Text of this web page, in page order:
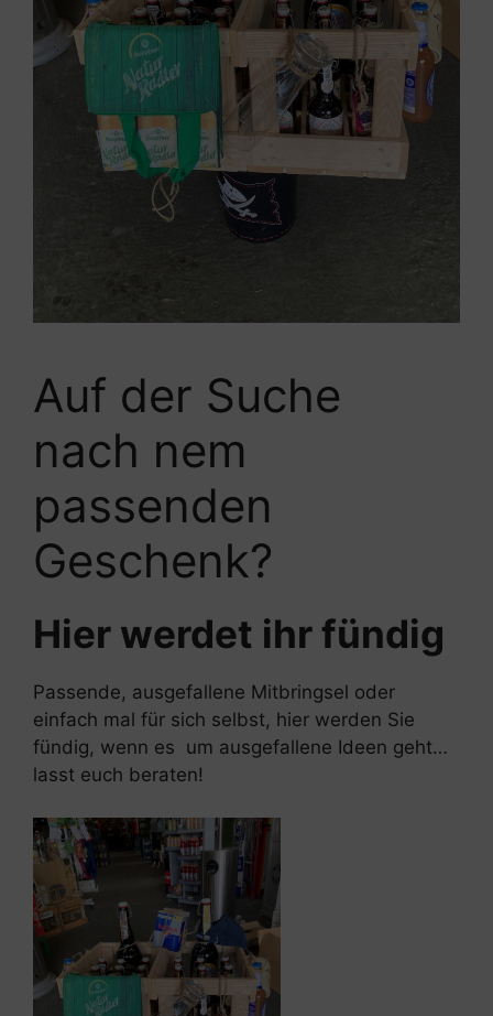
Auf der Suche
nach nem
passenden
Geschenk?
Hier werdet ihr fündig
Passende, ausgefallene Mitbringsel oder
einfach mal für sich selbst, hier werden Sie
fündig, wenn es um ausgefallene Ideen geht…
lasst euch beraten!